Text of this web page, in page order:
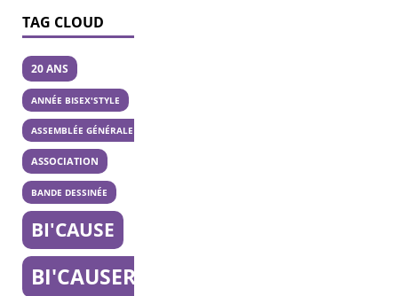
TAG CLOUD
20 ANS
ANNÉE BISEX'STYLE
ASSEMBLÉE GÉNÉRALE
ASSOCIATION
BANDE DESSINÉE
BI'CAUSE
BI'CAUSERIE